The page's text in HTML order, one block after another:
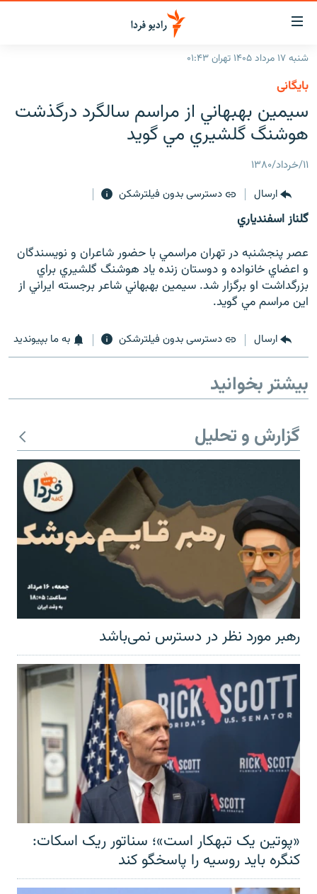
لینک‌های
قابلیت
دسترسی
بازگشت
بازگشت
اصلی
رفتن
به
صفحه
جستجو
صفحه اصلی
جهان
برنامه‌های رادیویی
فرکانس‌ها
پادکست
چندرسانه‌ای
گزارش‌های تصویری
گزارش‌های ویدئویی
زنان فردا
English
به ما بپیوندید
زبان‌های دیگر
شنبه ۱۷ مرداد ۱۴۰۵ تهران ۰۱:۴۳
بایگانی
سيمين بهبهاني از مراسم سالگرد درگذشت
هوشنگ گلشيري مي گويد
۱۱/خرداد/۱۳۸۰
ارسال
دسترسی بدون فیلترشکن
گلناز اسفندياري
عصر پنجشنبه در تهران مراسمي با حضور شاعران و نويسندگان
و اعضاي خانواده و دوستان زنده ياد هوشنگ گلشيري براي
بزرگداشت او برگزار شد. سيمين بهبهاني شاعر برجسته ايراني از
اين مراسم مي گويد.
ارسال دسترسی بدون فیلترشکن به ما بپیوندید
بیشتر بخوانید
گزارش و تحلیل
رهبر مورد نظر در دسترس نمی‌باشد
«پوتین یک تبهکار است»؛ سناتور ریک اسکات:
کنگره باید روسیه را پاسخگو کند